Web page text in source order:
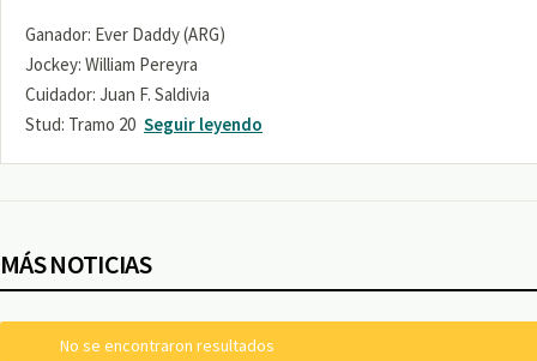
Ganador: Ever Daddy (ARG)
Jockey: William Pereyra
Cuidador: Juan F. Saldivia
Stud: Tramo 20 Seguir leyendo
MÁS NOTICIAS
No se encontraron resultados